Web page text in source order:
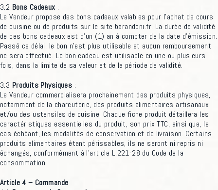
3.2 Bons Cadeaux :
Le Vendeur propose des bons cadeaux valables pour l’achat de cours
de cuisine ou de produits sur le site barandoni.fr. La durée de validité
de ces bons cadeaux est d’un (1) an à compter de la date d’émission.
Passé ce délai, le bon n’est plus utilisable et aucun remboursement
ne sera effectué. Le bon cadeau est utilisable en une ou plusieurs
fois, dans la limite de sa valeur et de la période de validité.
3.3 Produits Physiques :
Le Vendeur commercialisera prochainement des produits physiques,
notamment de la charcuterie, des produits alimentaires artisanaux
et/ou des ustensiles de cuisine. Chaque fiche produit détaillera les
caractéristiques essentielles du produit, son prix TTC, ainsi que, le
cas échéant, les modalités de conservation et de livraison. Certains
produits alimentaires étant périssables, ils ne seront ni repris ni
échangés, conformément à l’article L.221-28 du Code de la
consommation.
Article 4 – Commande